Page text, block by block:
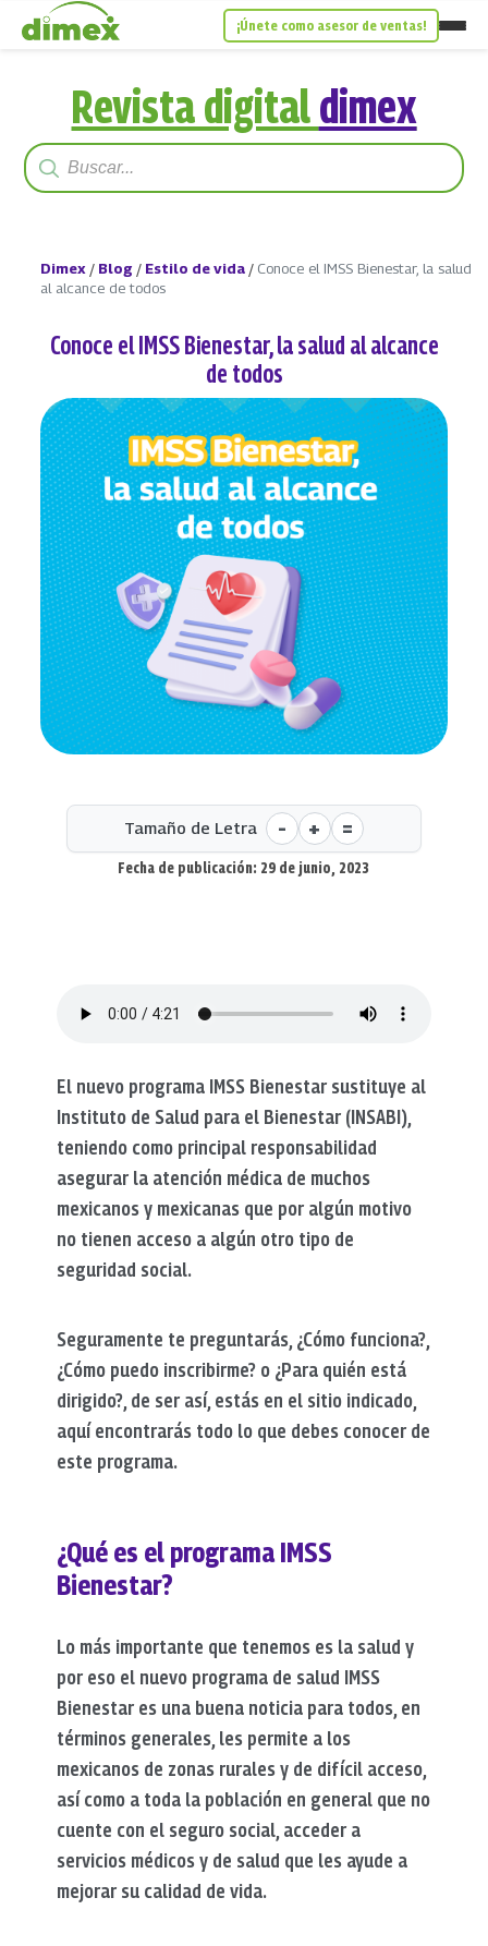
¡Únete como asesor de ventas!
Revista digitaldimex
Dimex / Blog / Estilo de vida / Conoce el IMSS Bienestar, la salud
al alcance de todos
Conoce el IMSS Bienestar, la salud al alcance
de todos
Tamaño de Letra - + =
Fecha de publicación: 29 de junio, 2023
El nuevo programa IMSS Bienestar sustituye al
Instituto de Salud para el Bienestar (INSABI),
teniendo como principal responsabilidad
asegurar la atención médica de muchos
mexicanos y mexicanas que por algún motivo
no tienen acceso a algún otro tipo de
seguridad social.
Seguramente te preguntarás, ¿Cómo funciona?,
¿Cómo puedo inscribirme? o ¿Para quién está
dirigido?, de ser así, estás en el sitio indicado,
aquí encontrarás todo lo que debes conocer de
este programa.
¿Qué es el programa IMSS
Bienestar?
Lo más importante que tenemos es la salud y
por eso el nuevo programa de salud IMSS
Bienestar es una buena noticia para todos, en
términos generales, les permite a los
mexicanos de zonas rurales y de difícil acceso,
así como a toda la población en general que no
cuente con el seguro social, acceder a
servicios médicos y de salud que les ayude a
mejorar su calidad de vida.